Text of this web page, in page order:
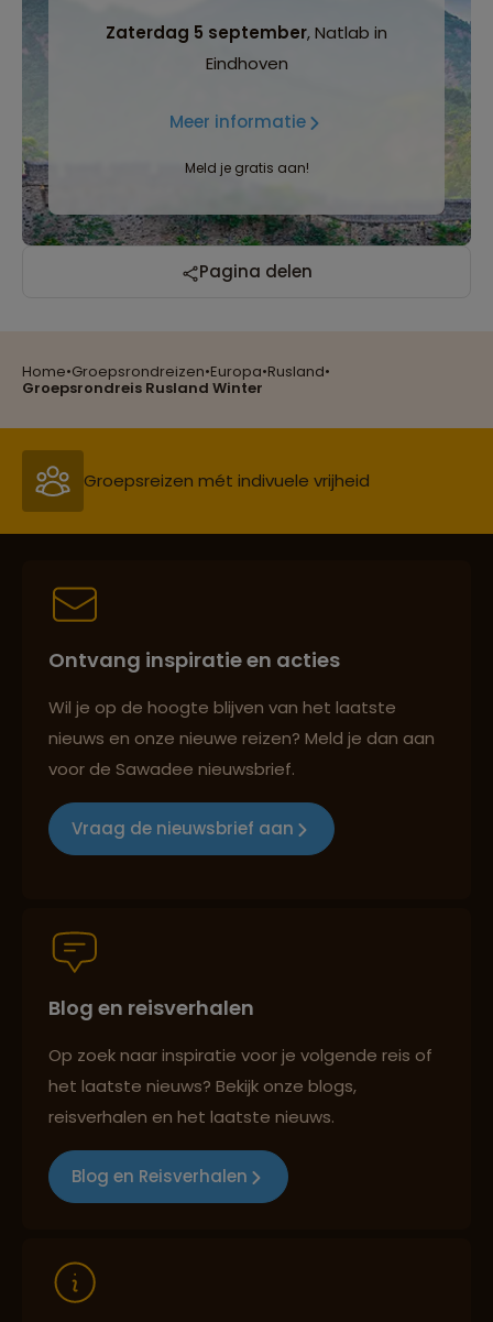
Home•Groepsrondreizen•Europa•Rusland•
Groepsrondreis Rusland Winter
Zaterdag 5 september, Natlab in
Eindhoven
Meer informatie
Meld je gratis aan!
Pagina delen
Reizen met oog voor mens, cultuur en milieu
Groepsreizen mét indivuele vrijheid
Persoonlijk en deskundig reisadvies
Reizen met oog voor mens, cultuur en milieu
Persoonlijk en deskundig reisadvies
Best beoordeelde reisroutes
Ontvang inspiratie en acties
Wil je op de hoogte blijven van het laatste
nieuws en onze nieuwe reizen? Meld je dan aan
voor de Sawadee nieuwsbrief.
Vraag de nieuwsbrief aan
Blog en reisverhalen
Op zoek naar inspiratie voor je volgende reis of
het laatste nieuws? Bekijk onze blogs,
reisverhalen en het laatste nieuws.
Blog en Reisverhalen